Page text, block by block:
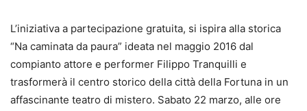
L’iniziativa a partecipazione gratuita, si ispira alla storica
“Na caminata da paura” ideata nel maggio 2016 dal
compianto attore e performer Filippo Tranquilli e
trasformerà il centro storico della città della Fortuna in un
affascinante teatro di mistero. Sabato 22 marzo, alle ore